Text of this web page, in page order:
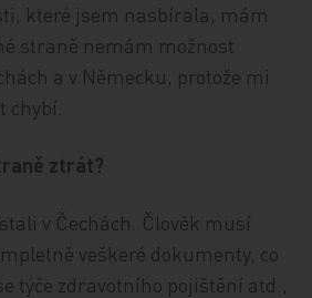
které jsem nasbírala, mám
straně nemám možnost
a v Německu, protože mi
chybí.
ztrát?
v Čechách. Člověk musí
veškeré dokumenty, co
týče zdravotního pojištění atd.,